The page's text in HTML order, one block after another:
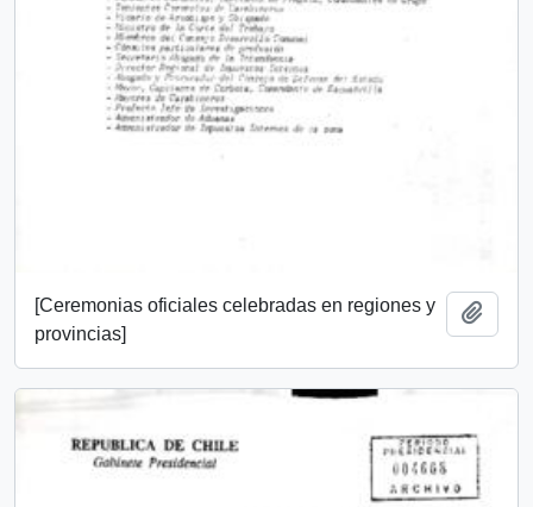
[Ceremonias oficiales celebradas en regiones y
provincias]